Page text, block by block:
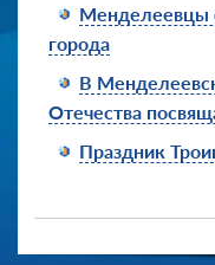
Менделеевцы
города
В
Отечества
Праздник